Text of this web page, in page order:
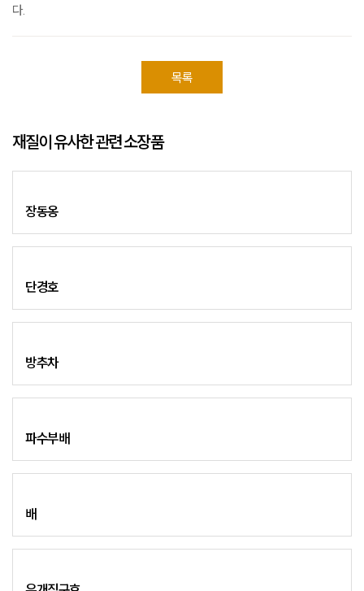
다.
목록
재질이 유사한 관련 소장품
장동옹
단경호
방추차
파수부배
배